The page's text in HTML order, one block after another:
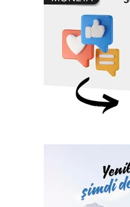
temsilcilerinin yanı sıra
katılacağı konferans, panel
düzenlenecek. Sektör
katılımcılarla paylaşacağı
gelecek beklentileri ve
yatırılacağı sektör
Sektörün büyümesine ön
bulunan Artkim Fuarcılık
“Şirket olarak bugüne kadar
birçok ilki gerçekleştirdik.
kazandırdığımız on üç
ekonomisine katkılarımızı